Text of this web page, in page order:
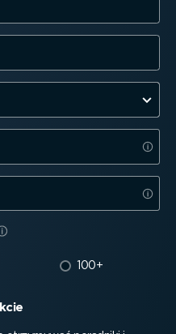
100+